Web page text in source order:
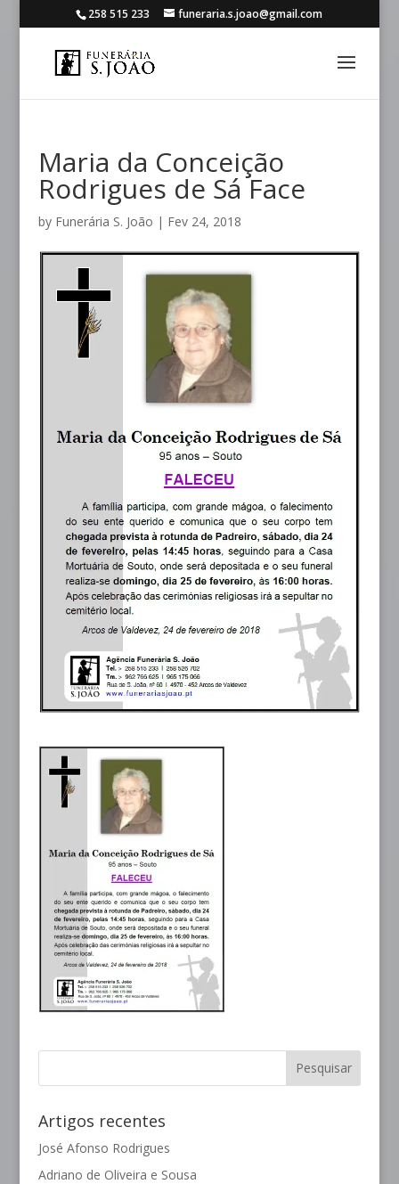
258 515 233 funeraria.s.joao@gmail.com
Maria da Conceição
Rodrigues de Sá Face
by Funerária S. João | Fev 24, 2018
Artigos recentes
José Afonso Rodrigues
Adriano de Oliveira e Sousa